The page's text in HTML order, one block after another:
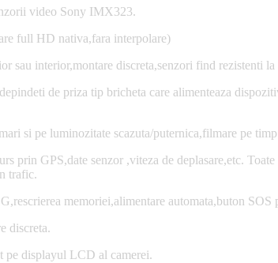
video Sony IMX323.
full HD nativa,fara interpolare)
sau interior,montare discreta,senzori find rezistenti la
de priza tip bricheta care alimenteaza
si pe luminozitate scazuta/puternica,filmare pe
prin GPS,date senzor ,viteza de deplasare,etc.
trafic.
memoriei,alimentare automata,buton SOS
discreta.
pe displayul LCD al camerei.